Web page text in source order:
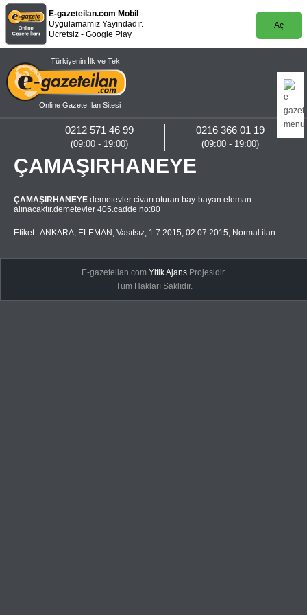
E-gazeteilan.com Mobil
Uygulamamız Yayındadır.
Ücretsiz - Google Play
Aç
Türkiyenin İlk ve Tek
Online Gazete İlan Sitesi
0216 366 01 19
(09:00 - 19:00)
0212 571 46 99
(09:00 - 19:00)
ÇAMAŞIRHANEYE
ÇAMAŞIRHANEYE demetevler civarı oturan bay-bayan eleman
alınacaktır.demetevler 405.cadde no:80
Etiket :ANKARA, ELEMAN , Vasıfsız, 1.7.2015, 02.07.2015, Normal ilan
E-gazeteilan.comYitik Ajans Projesidir.
Tüm Hakları Saklıdır.